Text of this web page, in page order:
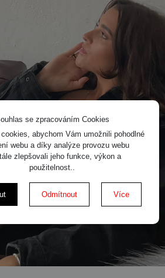
se zpracováním Cookies
abychom Vám umožnili pohodlné
webu a díky analýze provozu webu
zlepšovali jeho funkce, výkon a
použitelnost..
Odmítnout Více